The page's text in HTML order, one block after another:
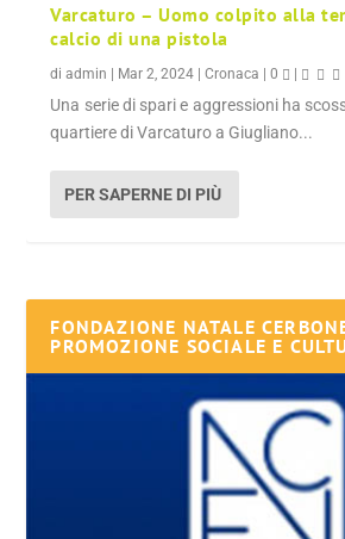
Varcaturo – Uomo colpito alla
calcio di una pistola
diadmin Mar 2, 2024 |Cronaca |0
Una serie di spari e aggressioni ha
quartiere di Varcaturo a Giugliano...
PER SAPERNE DI PIÙ
FONDAZIONE NATALE
PROMOZIONE SOCIALE E